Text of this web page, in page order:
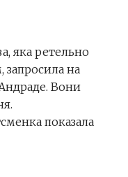
яка ретельно
запросила на
Вони
показала